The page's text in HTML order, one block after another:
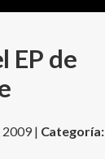
EP de
2009 | Categoría: